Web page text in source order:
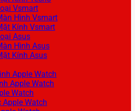
Vsmart
Hình Vsmart
Kính Vsmart
Asus
Hình Asus
Kính Asus
Apple Watch
Apple Watch
Watch
Watch